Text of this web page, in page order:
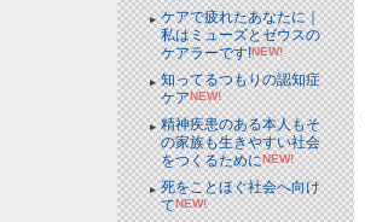
ケアで疲れたあなたに｜
私はミューズとゼウスの
ケアラーです!NEW!
知ってるつもりの認知症
ケアNEW!
精神疾患のある本人もそ
の家族も生きやすい社会
をつくるためにNEW!
死をことほぐ社会へ向け
てNEW!